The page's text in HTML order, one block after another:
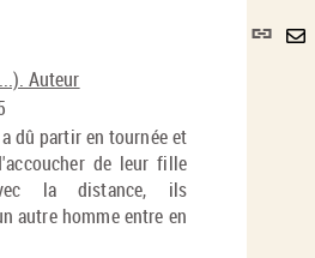
Lien
Auteur
dû partir en tournée et
de leur fille
la distance, ils
autre homme entre en